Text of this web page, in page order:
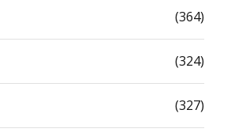
(364)
(324)
(327)